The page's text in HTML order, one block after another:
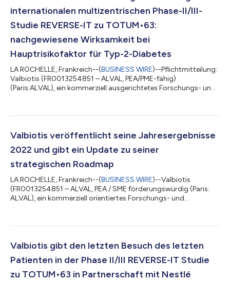
internationalen multizentrischen Phase-II/III-
Studie REVERSE-IT zu TOTUM•63:
nachgewiesene Wirksamkeit bei
Hauptrisikofaktor für Typ-2-Diabetes
LA ROCHELLE, Frankreich--(BUSINESS WIRE)--Pflichtmitteilung:
Valbiotis (FR0013254851 – ALVAL, PEA/PME-fähig)
(Paris:ALVAL), ein kommerziell ausgerichtetes Forschungs- und
und Herz-Kreislauf-Erkrankungen widmet, gibt den
zu TOTUM•63 bekannt. Diese internationale, multizentrische,
Valbiotis veröffentlicht seine Jahresergebnisse
2022 und gibt ein Update zu seiner
strategischen Roadmap
LA ROCHELLE, Frankreich--(BUSINESS WIRE)--Valbiotis
(FR0013254851 – ALVAL, PEA / SME förderungswürdig (Paris:
ALVAL), ein kommerziell orientiertes Forschungs- und
Stoffwechsel- und Herz-Kreislauferkrankungen verschrieben
und gibt einen Überblick über seine klinischen und
wissenschaftlichen Neuigkeiten sowie die jüngsten strategisch...
Valbiotis gibt den letzten Besuch des letzten
Patienten in der Phase II/III REVERSE-IT Studie
zu TOTUM•63 in Partnerschaft mit Nestlé